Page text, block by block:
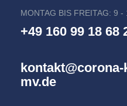
MONTAG BIS FREITAG: 9 -
+49 160 99 18 68
mv.de